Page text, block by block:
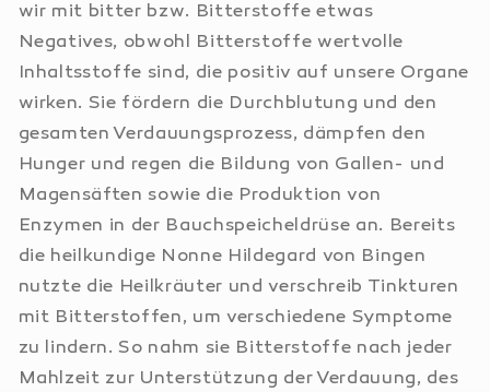
wir mit bitter bzw. Bitterstoffe etwas
Negatives, obwohl Bitterstoffe wertvolle
Inhaltsstoffe sind, die positiv auf unsere Organe
wirken. Sie fördern die Durchblutung und den
gesamten Verdauungsprozess, dämpfen den
Hunger und regen die Bildung von Gallen- und
Magensäften sowie die Produktion von
Enzymen in der Bauchspeicheldrüse an. Bereits
die heilkundige Nonne Hildegard von Bingen
nutzte die Heilkräuter und verschreib Tinkturen
mit Bitterstoffen, um verschiedene Symptome
zu lindern. So nahm sie Bitterstoffe nach jeder
Mahlzeit zur Unterstützung der Verdauung, des